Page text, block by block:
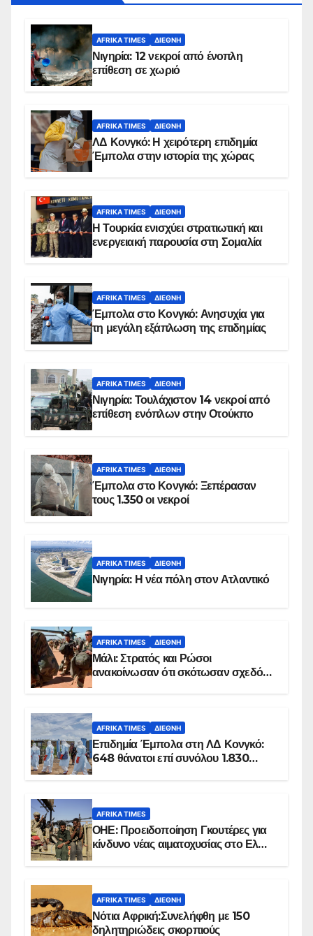
AFRIKA TIMES ΔΙΕΘΝΉ
Νιγηρία: 12 νεκροί από ένοπλη
επίθεση σε χωριό
AFRIKA TIMES ΔΙΕΘΝΉ
ΛΔ Κονγκό: Η χειρότερη επιδημία
Έμπολα στην ιστορία της χώρας
AFRIKA TIMES ΔΙΕΘΝΉ
Η Τουρκία ενισχύει στρατιωτική και
ενεργειακή παρουσία στη Σομαλία
AFRIKA TIMES ΔΙΕΘΝΉ
Έμπολα στο Κονγκό: Ανησυχία για
τη μεγάλη εξάπλωση της επιδημίας
AFRIKA TIMES ΔΙΕΘΝΉ
Νιγηρία: Τουλάχιστον 14 νεκροί από
επίθεση ενόπλων στην Οτούκπο
AFRIKA TIMES ΔΙΕΘΝΉ
Έμπολα στο Κονγκό: Ξεπέρασαν
τους 1.350 οι νεκροί
AFRIKA TIMES ΔΙΕΘΝΉ
Νιγηρία: Η νέα πόλη στον Ατλαντικό
AFRIKA TIMES ΔΙΕΘΝΉ
Μάλι: Στρατός και Ρώσοι
ανακοίνωσαν ότι σκότωσαν σχεδόν
AFRIKA TIMES ΔΙΕΘΝΉ
Επιδημία Έμπολα στη ΛΔ Κονγκό:
648 θάνατοι επί συνόλου 1.830
AFRIKA TIMES
ΟΗΕ: Προειδοποίηση Γκουτέρες για
κίνδυνο νέας αιματοχυσίας στο Ελ
AFRIKA TIMES ΔΙΕΘΝΉ
Νότια Αφρική:Συνελήφθη με 150
δηλητηριώδεις σκορπιούς